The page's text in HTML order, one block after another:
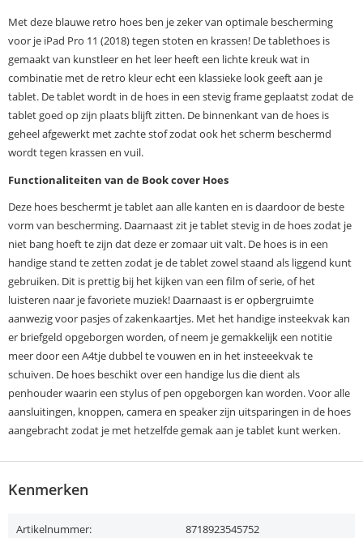
Met deze blauwe retro hoes ben je zeker van optimale bescherming
voor je iPad Pro 11 (2018) tegen stoten en krassen! De tablethoes is
gemaakt van kunstleer en het leer heeft een lichte kreuk wat in
combinatie met de retro kleur echt een klassieke look geeft aan je
tablet. De tablet wordt in de hoes in een stevig frame geplaatst zodat de
tablet goed op zijn plaats blijft zitten. De binnenkant van de hoes is
geheel afgewerkt met zachte stof zodat ook het scherm beschermd
wordt tegen krassen en vuil.
Functionaliteiten van de Book cover Hoes
Deze hoes beschermt je tablet aan alle kanten en is daardoor de beste
vorm van bescherming. Daarnaast zit je tablet stevig in de hoes zodat je
niet bang hoeft te zijn dat deze er zomaar uit valt. De hoes is in een
handige stand te zetten zodat je de tablet zowel staand als liggend kunt
gebruiken. Dit is prettig bij het kijken van een film of serie, of het
luisteren naar je favoriete muziek! Daarnaast is er opbergruimte
aanwezig voor pasjes of zakenkaartjes. Met het handige insteekvak kan
er briefgeld opgeborgen worden, of neem je gemakkelijk een notitie
meer door een A4tje dubbel te vouwen en in het insteeekvak te
schuiven. De hoes beschikt over een handige lus die dient als
penhouder waarin een stylus of pen opgeborgen kan worden. Voor alle
aansluitingen, knoppen, camera en speaker zijn uitsparingen in de hoes
aangebracht zodat je met hetzelfde gemak aan je tablet kunt werken.
Kenmerken
Artikelnummer: 8718923545752